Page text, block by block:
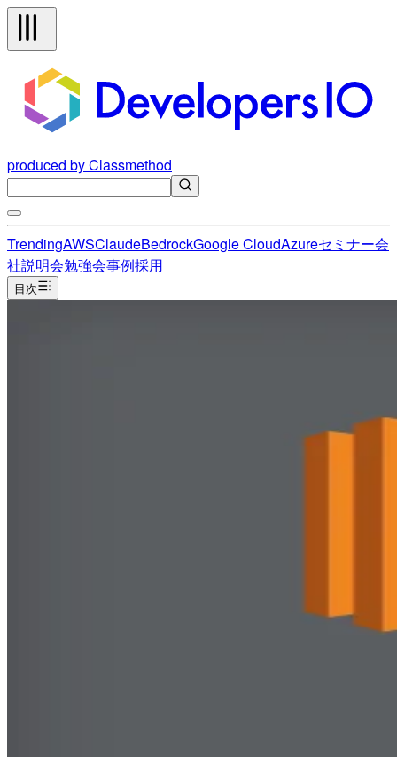
produced by Classmethod
TrendingAWSClaudeBedrockGoogle CloudAzureセミナー会
社説明会勉強会事例採用
目次